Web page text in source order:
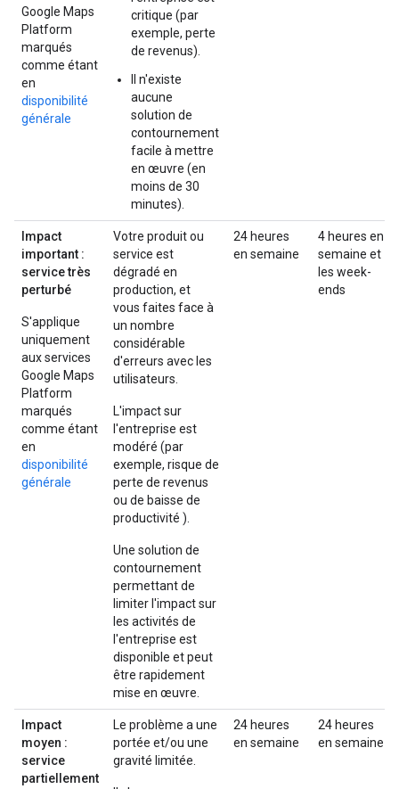
Google Maps
Platform
marqués
comme étant
en
disponibilité
générale
critique (par
exemple, perte
de revenus).
Il n'existe
aucune
solution de
contournement
facile à mettre
en œuvre (en
moins de 30
minutes).
Impact
important :
service très
perturbé
S'applique
uniquement
aux services
Google Maps
Platform
marqués
comme étant
en
disponibilité
générale
Votre produit ou
service est
dégradé en
production, et
vous faites face à
un nombre
considérable
d'erreurs avec les
utilisateurs.
L'impact sur
l'entreprise est
modéré (par
exemple, risque de
perte de revenus
ou de baisse de
productivité ).
Une solution de
contournement
permettant de
limiter l'impact sur
les activités de
l'entreprise est
disponible et peut
être rapidement
mise en œuvre.
24 heures
en semaine
4 heures en
semaine et
les week-
ends
Impact
moyen :
service
partiellement
Le problème a une
portée et/ou une
gravité limitée.
24 heures
en semaine
24 heures
en semaine